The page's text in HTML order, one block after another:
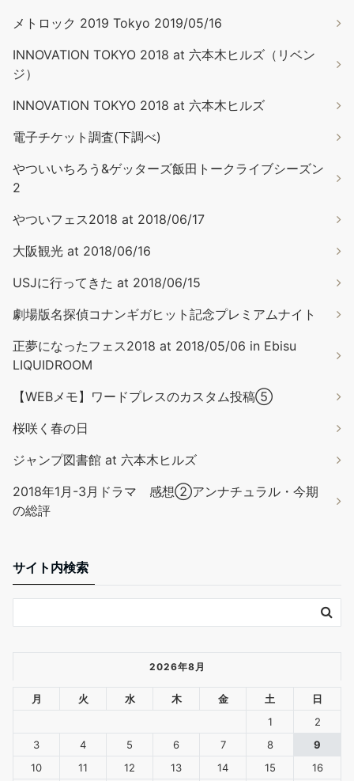
メトロック 2019 Tokyo 2019/05/16
INNOVATION TOKYO 2018 at 六本木ヒルズ（リベン
ジ）
INNOVATION TOKYO 2018 at 六本木ヒルズ
電子チケット調査(下調べ)
やついいちろう&ゲッターズ飯田トークライブシーズン
2
やついフェス2018 at 2018/06/17
大阪観光 at 2018/06/16
USJに行ってきた at 2018/06/15
劇場版名探偵コナンギガヒット記念プレミアムナイト
正夢になったフェス2018 at 2018/05/06 in Ebisu
LIQUIDROOM
【WEBメモ】ワードプレスのカスタム投稿⑤
桜咲く春の日
ジャンプ図書館 at 六本木ヒルズ
2018年1月-3月ドラマ 感想②アンナチュラル・今期
の総評
サイト内検索
2026年8月
月 火 水 木 金 土
日
1
2
3
4 5 6 7 8
9
10
11 12 13 14 15 16